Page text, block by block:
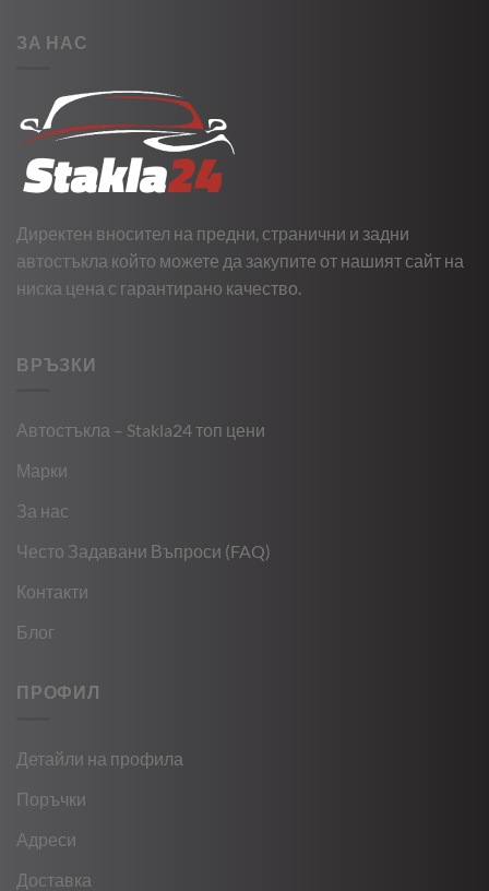
ЗА НАС
Директен вносител на предни, странични и задни
автостъкла който можете да закупите от нашият сайт на
ниска цена с гарантирано качество.
ВРЪЗКИ
Автостъкла – Stakla24 топ цени
Марки
За нас
Често Задавани Въпроси (FAQ)
Контакти
Блог
ПРОФИЛ
Детайли на профила
Поръчки
Адреси
Доставка